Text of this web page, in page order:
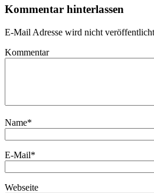
Kommentar hinterlassen
E-Mail Adresse wird nicht
Kommentar
Name*
E-Mail*
Webseite